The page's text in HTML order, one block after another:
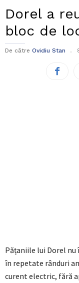
Dorel a
bloc de
De către Ovidiu Stan
Pățaniile lui Dorel nu
în repetate rânduri
curent electric, fără